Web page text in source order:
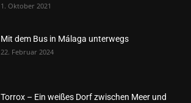
1. Oktober 2021
Mit dem Bus in Málaga unterwegs
22. Februar 2024
Torrox – Ein weißes Dorf zwischen Meer und